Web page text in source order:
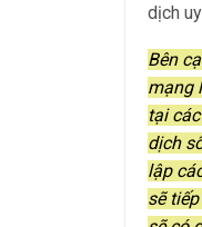
dịch
Bên
mạng
tại
dịch
lập
sẽ